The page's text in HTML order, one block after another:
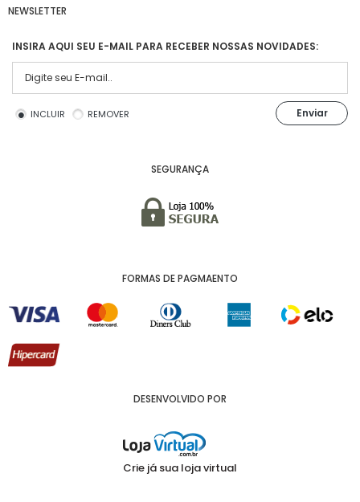
NEWSLETTER
INSIRA AQUI SEU E-MAIL PARA RECEBER NOSSAS NOVIDADES:
INCLUIR REMOVER Enviar
SEGURANÇA
FORMAS DE PAGMAENTO
DESENVOLVIDO POR
Crie já sua loja virtual